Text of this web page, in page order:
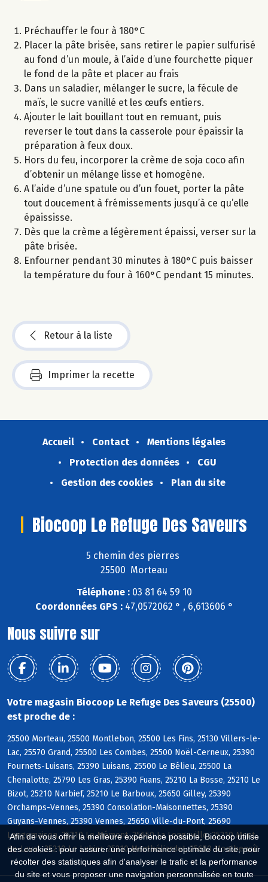
Afin de vous offrir la meilleure expérience possible, Biocoop utilise
des cookies : pour assurer une performance optimale du site, pour
récolter des statistiques afin d'analyser le trafic et la performance
du site et vous proposer une navigation personnalisée en toute
Préchauffer le four à 180°C
Placer la pâte brisée, sans retirer le papier sulfurisé
au fond d’un moule, à l’aide d’une fourchette piquer
le fond de la pâte et placer au frais
Dans un saladier, mélanger le sucre, la fécule de
maïs, le sucre vanillé et les œufs entiers.
Ajouter le lait bouillant tout en remuant, puis
reverser le tout dans la casserole pour épaissir la
préparation à feux doux.
Hors du feu, incorporer la crème de soja coco afin
d’obtenir un mélange lisse et homogène.
A l’aide d’une spatule ou d’un fouet, porter la pâte
tout doucement à frémissements jusqu’à ce qu’elle
épaississe.
Dès que la crème a légèrement épaissi, verser sur la
pâte brisée.
Enfourner pendant 30 minutes à 180°C puis baisser
la température du four à 160°C pendant 15 minutes.
Retour à la liste
Imprimer la recette
Accueil Contact
Mentions légales
Protection des données
CGU
Gestion des cookies
Plan du site
Biocoop Le Refuge Des Saveurs
5 chemin des pierres
25500 Morteau
Téléphone :03 81 64 59 10
Coordonnées GPS :47,0572062 ° , 6,613606 °
Nous suivre sur
Votre magasin Biocoop Le Refuge Des Saveurs (25500)
est proche de :
25500 Morteau, 25500 Montlebon, 25500 Les Fins, 25130 Villers-le-
Lac, 25570 Grand, 25500 Les Combes, 25500 Noël-Cerneux, 25390
Fournets-Luisans, 25390 Luisans, 25500 Le Bélieu, 25500 La
Chenalotte, 25790 Les Gras, 25390 Fuans, 25210 La Bosse, 25210 Le
Bizot, 25210 Narbief, 25210 Le Barboux, 25650 Gilley, 25390
Orchamps-Vennes, 25390 Consolation-Maisonnettes, 25390
Guyans-Vennes, 25390 Vennes, 25650 Ville-du-Pont, 25690
Longemaison, 25210 Le Mémont, 25650 La Longeville, 25210 Mont-
de-Laval, 25210 Le Luhier, 25210 Montbéliardot, 25650 Montbenoît